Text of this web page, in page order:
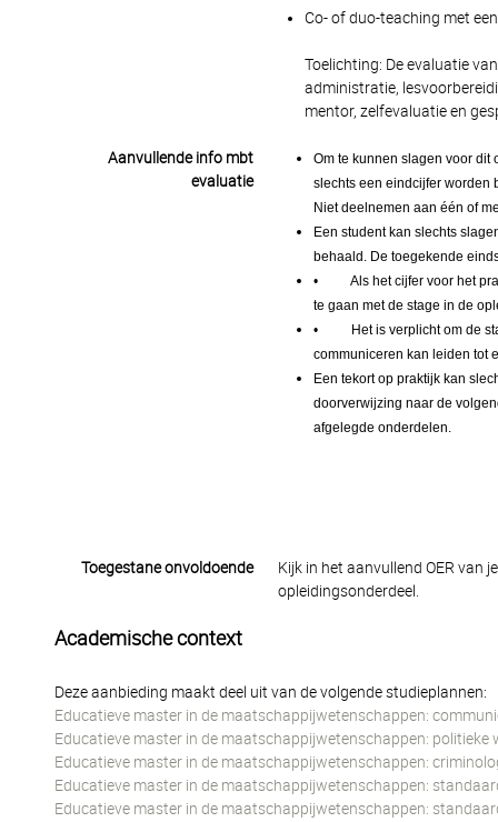
Co- of duo-teaching met
Toelichting: De evaluatie
administratie,
mentor, zelfevaluatie en
Aanvullende info mbt
evaluatie
Om te kunnen slagen voor
slechts een eindcijfer worden
Niet deelnemen aan één of
Een student kan slechts
behaald. De toegekende
• Als het cijfer voor het
te gaan met de stage in de
• Het is verplicht om de
communiceren kan leiden tot
Een tekort op praktijk kan
doorverwijzing naar de
afgelegde onderdelen.
Toegestane onvoldoende
Kijk in het aanvullend OER van
opleidingsonderdeel.
Academische context
Deze aanbieding maakt deel uit van de volgende studieplannen:
Educatieve master in de maatschappijwetenschappen:
Educatieve master in de maatschappijwetenschappen: politieke
Educatieve master in de maatschappijwetenschappen:
Educatieve master in de maatschappijwetenschappen:
Educatieve master in de maatschappijwetenschappen: